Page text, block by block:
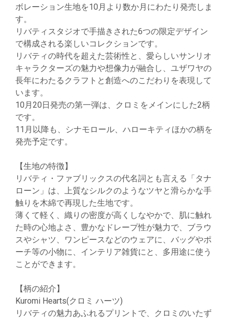
ボレーション生地を10月より数か月にわたり発売しま
す。
リバティスタジオで手描きされた6つの限定デザイン
で構成される楽しいコレクションです。
リバティの時代を超えた芸術性と、愛らしいサンリオ
キャラクターズの魅力や想像力が融合し、ユザワヤの
長年にわたるクラフトと創造へのこだわりを表現して
います。
10月20日発売の第一弾は、クロミをメインにした2柄
です。
11月以降も、シナモロール、ハローキティほかの柄を
発売予定です。
【生地の特徴】
リバティ・ファブリックスの代名詞とも言える「タナ
ローン」は、上質なシルクのようなツヤと滑らかな手
触りを木綿で再現した生地です。
薄くて軽く、織りの密度が高くしなやかで、肌に触れ
た時の心地よさ、豊かなドレープ性が魅力で、ブラウ
スやシャツ、ワンピースなどのウェアに、バッグやポ
ーチ等の小物に、インテリア雑貨にと、多用途に使う
ことができます。
【柄の紹介】
Kuromi Hearts(クロミ ハーツ)
リバティの魅力あふれるプリントで、クロミのいたず